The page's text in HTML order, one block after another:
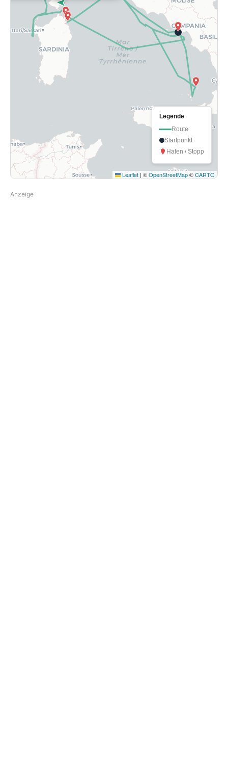
Leaflet | ©OpenStreetMap©CARTO
Legende
Route
Startpunkt
Hafen / Stopp
Anzeige